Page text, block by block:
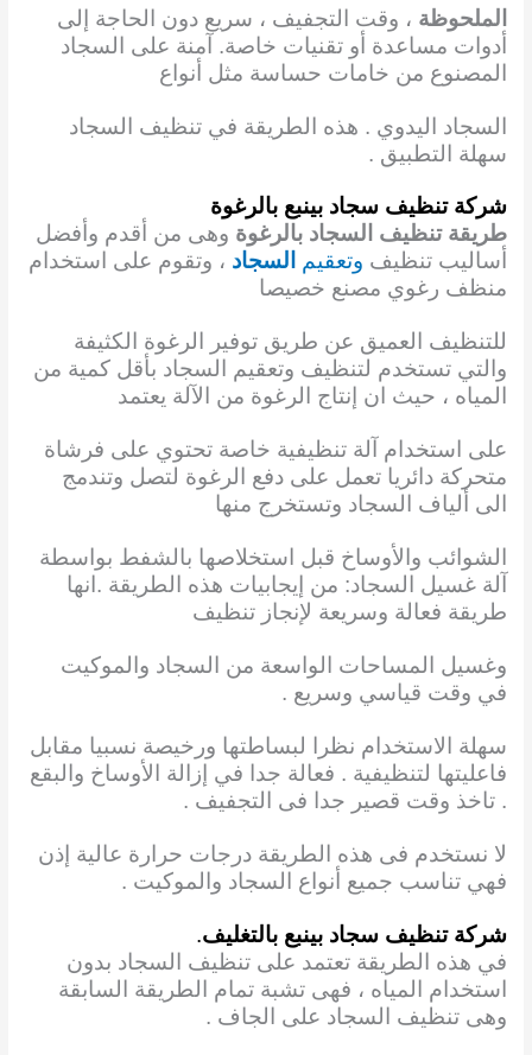
الملحوظة ، وقت التجفيف ، سريع دون الحاجة إلى
أدوات مساعدة أو تقنيات خاصة. آمنة على السجاد
المصنوع من خامات حساسة مثل أنواع
السجاد اليدوي . هذه الطريقة في تنظيف السجاد
سهلة التطبيق .
شركة تنظيف سجاد بينبع بالرغوة
طريقة تنظيف السجاد بالرغوة وهى من أقدم وأفضل
أساليب تنظيف وتعقيم السجاد ، وتقوم على استخدام
منظف رغوي مصنع خصيصا
للتنظيف العميق عن طريق توفير الرغوة الكثيفة
والتي تستخدم لتنظيف وتعقيم السجاد بأقل كمية من
المياه ، حيث ان إنتاج الرغوة من الآلة يعتمد
على استخدام آلة تنظيفية خاصة تحتوي على فرشاة
متحركة دائريا تعمل على دفع الرغوة لتصل وتندمج
الى ألياف السجاد وتستخرج منها
الشوائب والأوساخ قبل استخلاصها بالشفط بواسطة
آلة غسيل السجاد: من إيجابيات هذه الطريقة .انها
طريقة فعالة وسريعة لإنجاز تنظيف
وغسيل المساحات الواسعة من السجاد والموكيت
في وقت قياسي وسريع .
سهلة الاستخدام نظرا لبساطتها ورخيصة نسبيا مقابل
فاعليتها لتنظيفية . فعالة جدا في إزالة الأوساخ والبقع
. تاخذ وقت قصير جدا فى التجفيف .
لا نستخدم فى هذه الطريقة درجات حرارة عالية إذن
فهي تناسب جميع أنواع السجاد والموكيت .
شركة تنظيف سجاد بينبع بالتغليف.
في هذه الطريقة تعتمد على تنظيف السجاد بدون
استخدام المياه ، فهى تشبة تمام الطريقة السابقة
وهى تنظيف السجاد على الجاف .